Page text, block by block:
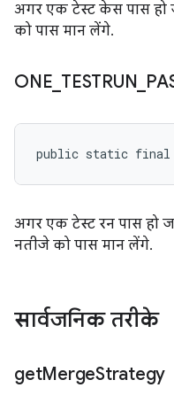
अगर एक टेस्ट केस पास हो
को पास मान लेंगे.
ONE TESTRUN
public static final
अगर एक टेस्ट रन पास हो
नतीजे को पास मान लेंगे.
सार्वजनिक तरीके
getMergeStrategy